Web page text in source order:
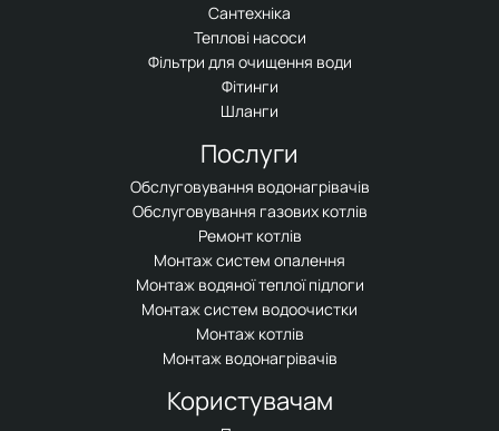
Сантехніка
Теплові насоси
Фільтри для очищення води
Фітинги
Шланги
Послуги
Обслуговування водонагрівачів
Обслуговування газових котлів
Ремонт котлів
Монтаж систем опалення
Монтаж водяної теплої підлоги
Монтаж систем водоочистки
Монтаж котлів
Монтаж водонагрівачів
Користувачам